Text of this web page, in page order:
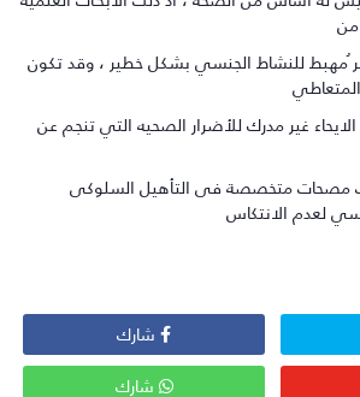
ُمهبط للنشاط الجنسي بشكل خطير ، وقد تكون
غير مدرك للأضرار الصحيه التي تنجم عن
متخصصة فى التأهيل السلوكى
الانتكاس
شارك
شارك